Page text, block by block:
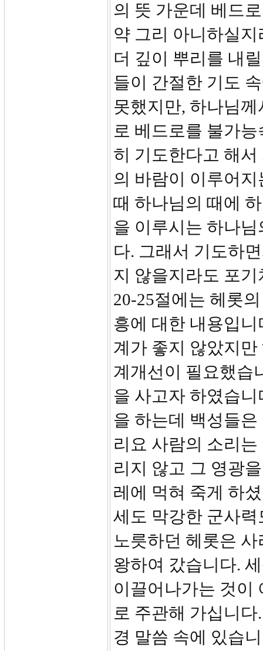
의 뜻 가운데 베드
약 그리 아니하실
더 깊이 뿌리를 내
들이 간절한 기도
못했지만, 하나님
로 베드로를 불가
히 기도한다고 해
의 바람이 이루어
때 하나님의 때에
을 이루시는 하나
다. 그래서 기도하
지 않을지라도 포
20-25절에는 헤롯
흥에 대한 내용입
계가 좋지 않았지
계개선이 필요했습
을 사고자 하였습
을 하는데 백성들
리요 사람의 소리
리지 않고 그 영광
레에 먹혀 죽게 하
세도 막강한 군사
노릇하던 헤롯은
왕하여 갔습니다.
이끌어나가는 것이
로 주관해 가십니
경 말씀 속에 있습